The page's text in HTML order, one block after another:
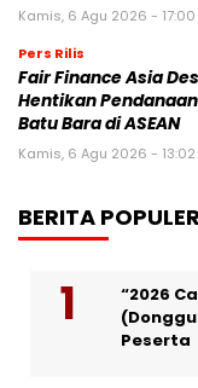
Kamis, 6 Agu 2026 - 17:00
Pers Rilis
Fair Finance Asia
Hentikan
Batu Bara di ASEAN
Kamis, 6 Agu 2026 - 13:02
BERITA POPULER
“2026
Peserta